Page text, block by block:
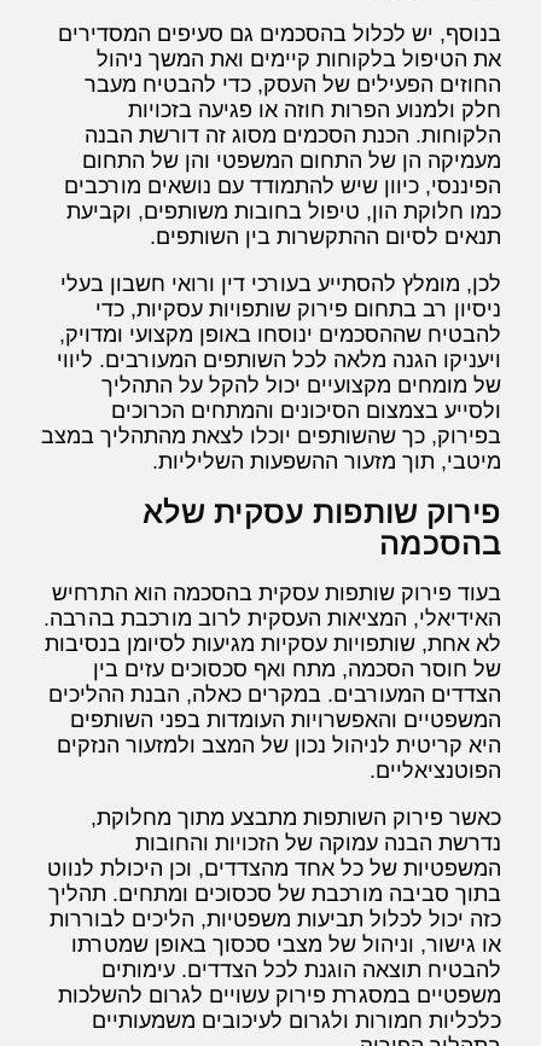
בנוסף, יש לכלול בהסכמים גם סעיפים המסדירים
את הטיפול בלקוחות קיימים ואת המשך ניהול
החוזים הפעילים של העסק, כדי להבטיח מעבר
חלק ולמנוע הפרות חוזה או פגיעה בזכויות
הלקוחות. הכנת הסכמים מסוג זה דורשת הבנה
מעמיקה הן של התחום המשפטי והן של התחום
הפיננסי, כיוון שיש להתמודד עם נושאים מורכבים
כמו חלוקת הון, טיפול בחובות משותפים, וקביעת
תנאים לסיום ההתקשרות בין השותפים.
לכן, מומלץ להסתייע בעורכי דין ורואי חשבון בעלי
ניסיון רב בתחום פירוק שותפויות עסקיות, כדי
להבטיח שההסכמים ינוסחו באופן מקצועי ומדויק,
ויעניקו הגנה מלאה לכל השותפים המעורבים. ליווי
של מומחים מקצועיים יכול להקל על התהליך
ולסייע בצמצום הסיכונים והמתחים הכרוכים
בפירוק, כך שהשותפים יוכלו לצאת מהתהליך במצב
מיטבי, תוך מזעור ההשפעות השליליות.
פירוק שותפות עסקית שלא
בהסכמה
בעוד פירוק שותפות עסקית בהסכמה הוא התרחיש
האידיאלי, המציאות העסקית לרוב מורכבת בהרבה.
לא אחת, שותפויות עסקיות מגיעות לסיומן בנסיבות
של חוסר הסכמה, מתח ואף סכסוכים עזים בין
הצדדים המעורבים. במקרים כאלה, הבנת ההליכים
המשפטיים והאפשרויות העומדות בפני השותפים
היא קריטית לניהול נכון של המצב ולמזעור הנזקים
הפוטנציאליים.
כאשר פירוק השותפות מתבצע מתוך מחלוקת,
נדרשת הבנה עמוקה של הזכויות והחובות
המשפטיות של כל אחד מהצדדים, וכן היכולת לנווט
בתוך סביבה מורכבת של סכסוכים ומתחים. תהליך
כזה יכול לכלול תביעות משפטיות, הליכים לבוררות
או גישור, וניהול של מצבי סכסוך באופן שמטרתו
להבטיח תוצאה הוגנת לכל הצדדים. עימותים
משפטיים במסגרת פירוק עשויים לגרום להשלכות
כלכליות חמורות ולגרום לעיכובים משמעותיים